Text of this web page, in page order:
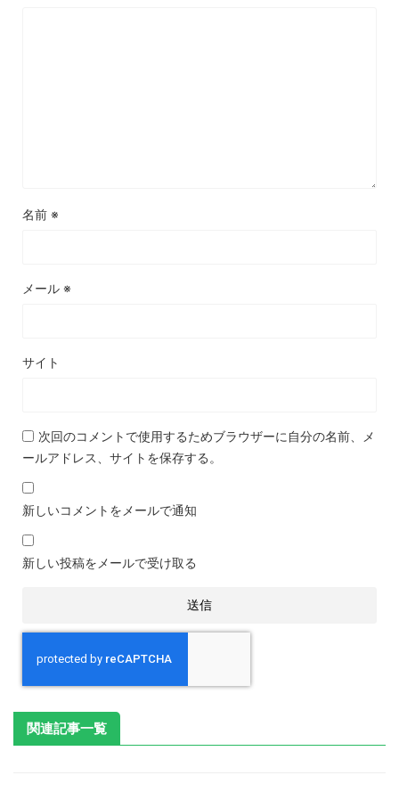
名前 ※
メール ※
サイト
次回のコメントで使用するためブラウザーに自分の名前、メ
ールアドレス、サイトを保存する。
新しいコメントをメールで通知
新しい投稿をメールで受け取る
関連記事一覧